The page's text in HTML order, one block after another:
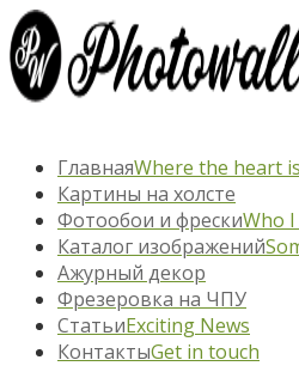
ГлавнаяWhere the heart is
Картины на холсте
Фотообои и фрескиWho I
Каталог изображений
Ажурный декор
Фрезеровка на ЧПУ
СтатьиExciting News
КонтактыGet in touch